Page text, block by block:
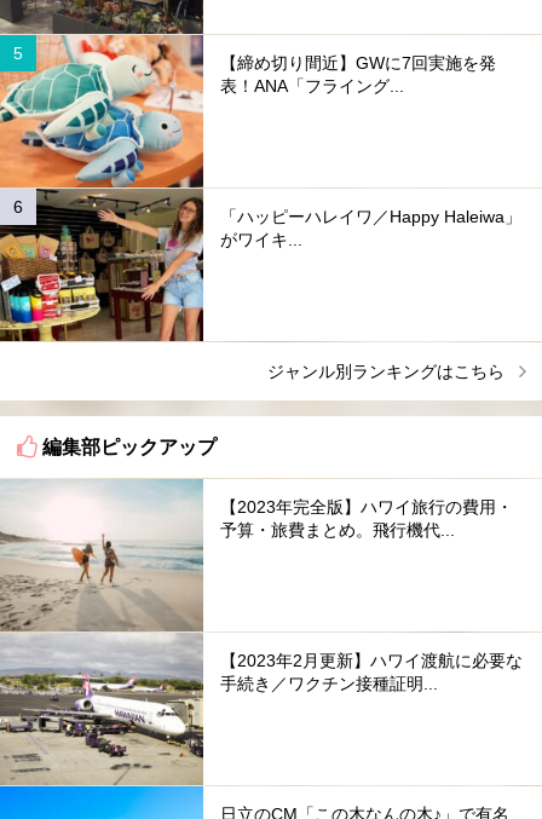
【締め切り間近】GWに7回実施を発
表！ANA「フライング...
「ハッピーハレイワ／Happy Haleiwa」
がワイキ...
ジャンル別ランキングはこちら
編集部ピックアップ
【2023年完全版】ハワイ旅行の費用・
予算・旅費まとめ。飛行機代...
【2023年2月更新】ハワイ渡航に必要な
手続き／ワクチン接種証明...
日立のCM「この木なんの木♪」で有名